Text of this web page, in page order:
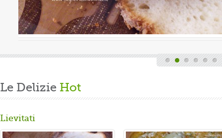
Gusta...
Le Delizie Hot
Lievitati